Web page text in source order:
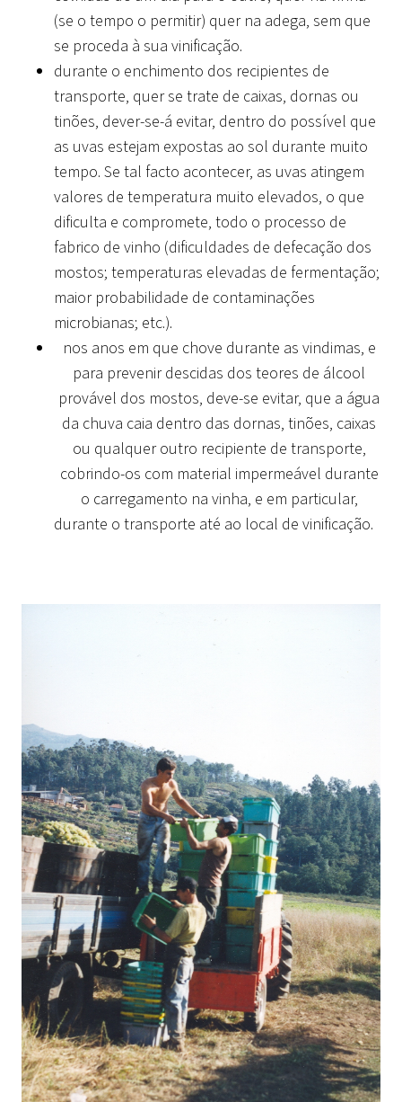
(se o tempo o permitir) quer na adega, sem que
se proceda à sua vinificação.
durante o enchimento dos recipientes de
transporte, quer se trate de caixas, dornas ou
tinões, dever-se-á evitar, dentro do possível que
as uvas estejam expostas ao sol durante muito
tempo. Se tal facto acontecer, as uvas atingem
valores de temperatura muito elevados, o que
dificulta e compromete, todo o processo de
fabrico de vinho (dificuldades de defecação dos
mostos; temperaturas elevadas de fermentação;
maior probabilidade de contaminações
microbianas; etc.).
nos anos em que chove durante as vindimas, e
para prevenir descidas dos teores de álcool
provável dos mostos, deve-se evitar, que a água
da chuva caia dentro das dornas, tinões, caixas
ou qualquer outro recipiente de transporte,
cobrindo-os com material impermeável durante
o carregamento na vinha, e em particular,
durante o transporte até ao local de vinificação.